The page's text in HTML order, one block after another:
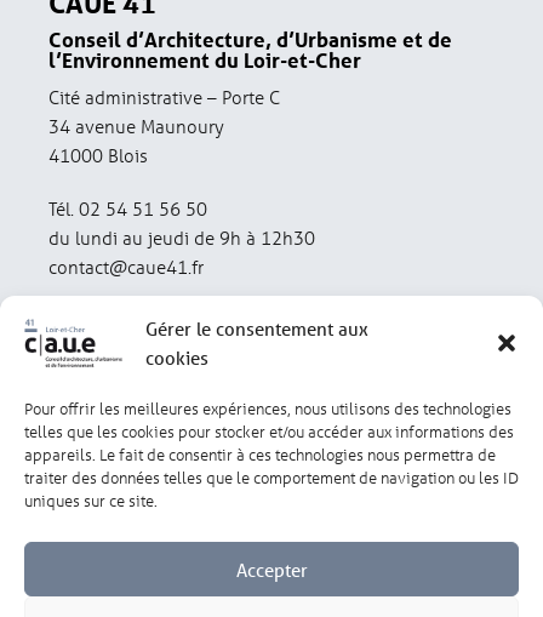
Gérer le consentement aux
cookies
Pour offrir les meilleures expériences, nous utilisons des technologies
telles que les cookies pour stocker et/ou accéder aux informations des
appareils. Le fait de consentir à ces technologies nous permettra de
traiter des données telles que le comportement de navigation ou les ID
uniques sur ce site.
Accepter
Conseil d’Architecture, d’Urbanisme et de
l’Environnement du Loir-et-Cher
Cité administrative – Porte C
34 avenue Maunoury
41000 Blois
Tél. 02 54 51 56 50
du lundi au jeudi de 9h à 12h30
contact@caue41.fr
Mentions légales Politique de confidentialité
Lexique Réalisation : olivgraphic.com